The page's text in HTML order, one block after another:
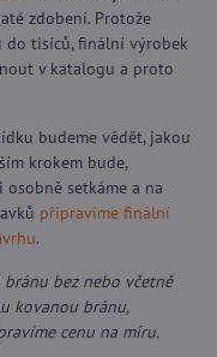
zdobení. Protože
do tisíců, finální výrobek
v katalogu a proto
budeme vědět, jakou
krokem bude,
osobně setkáme a na
připravíme finální
.
bez nebo včetně
kovanou bránu,
cenu na míru.